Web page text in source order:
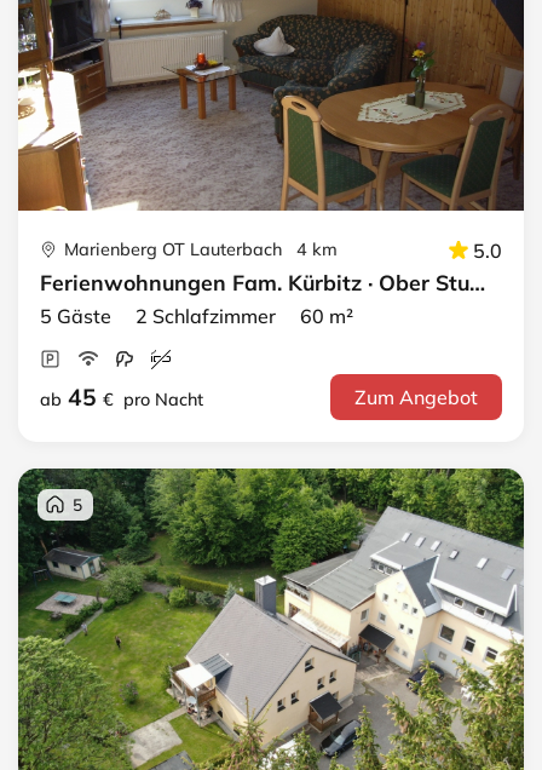
Marienberg OT Lauterbach 4 km 5.0
Ferienwohnungen Fam. Kürbitz · Ober Stube
5 Gäste 2 Schlafzimmer 60 m²
ab 45 € pro Nacht Zum Angebot
5